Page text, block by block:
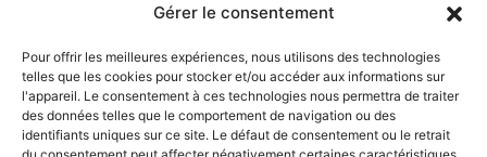
Gérer le consentement
Pour offrir les meilleures expériences, nous utilisons des technologies
telles que les cookies pour stocker et/ou accéder aux informations sur
l'appareil. Le consentement à ces technologies nous permettra de traiter
des données telles que le comportement de navigation ou des
identifiants uniques sur ce site. Le défaut de consentement ou le retrait
Innovación
Blog
Habla con nosotros